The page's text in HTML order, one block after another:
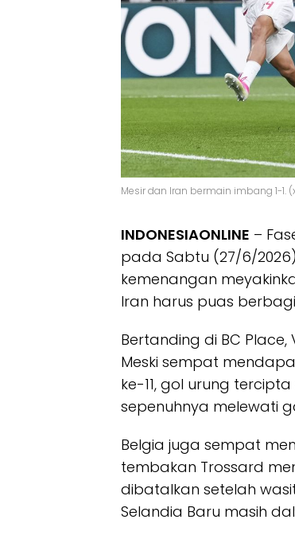
Mesir dan Iran bermain imbang 1-1.
INDONESIAONLINE –
pada Sabtu (27/6/
kemenangan
Iran harus puas
Bertanding di BC
Meski sempat
ke-11, gol urung
sepenuhnya melewati
Belgia juga sempat
tembakan Trossard
dibatalkan setelah
Selandia Baru masih